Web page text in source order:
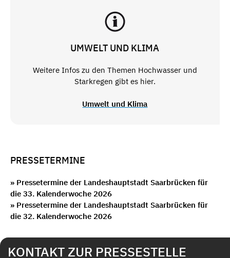
UMWELT UND KLIMA
Weitere Infos zu den Themen Hochwasser und
Starkregen gibt es hier.
Umwelt und Klima
PRESSETERMINE
» Pressetermine der Landeshauptstadt Saarbrücken für
die 33. Kalenderwoche 2026
» Pressetermine der Landeshauptstadt Saarbrücken für
die 32. Kalenderwoche 2026
KONTAKT ZUR PRESSESTELLE